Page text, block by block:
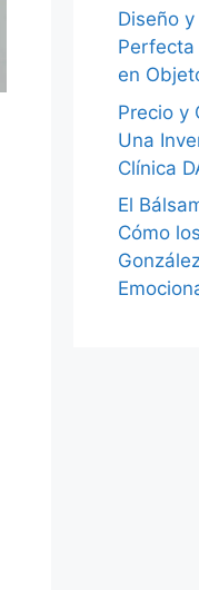
Diseño
Perfecta
en
Precio y
Una
Clínica
El
Cómo